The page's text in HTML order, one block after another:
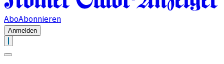
AboAbonnieren
Anmelden